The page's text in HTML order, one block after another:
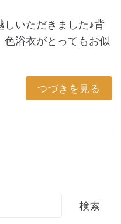
しいただきました♪背
浴衣がとってもお似
つづきを見る
検索